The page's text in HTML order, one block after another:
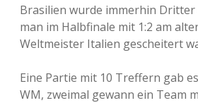
Brasilien wurde immerhin Dritter
man im Halbfinale mit 1:2 am
Weltmeister Italien gescheitert
Eine Partie mit 10 Treffern gab
WM, zweimal gewann ein Team